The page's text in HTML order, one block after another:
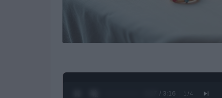
0:28 / 3:16 1 /4